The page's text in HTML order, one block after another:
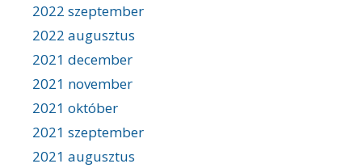
2022 szeptember
2022 augusztus
2021 december
2021 november
2021 október
2021 szeptember
2021 augusztus